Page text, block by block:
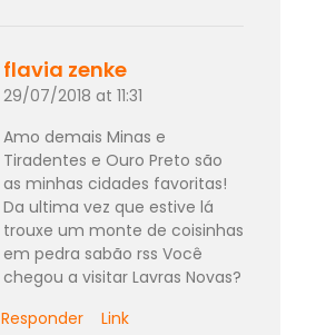
flavia zenke
29/07/2018 at 11:31
Amo demais Minas e
Tiradentes e Ouro Preto são
as minhas cidades favoritas!
Da ultima vez que estive lá
trouxe um monte de coisinhas
em pedra sabão rss Você
chegou a visitar Lavras Novas?
Responder
Link